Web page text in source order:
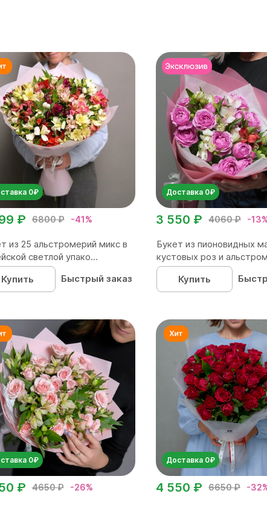
0₽
6800 ₽ -41%
₽
из 25 альстромерий микс в
светлой упако...
Купить
Быстрый заказ
Доставка 0₽
4060 ₽ -
3 550 ₽
Букет из пионовидных
кустовых роз и
Купить
0₽
4650 ₽ -26%
₽
Доставка 0₽
6650 ₽ -
4 550 ₽